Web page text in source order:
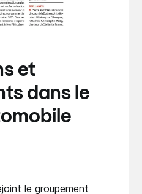
et
dans le
le groupement